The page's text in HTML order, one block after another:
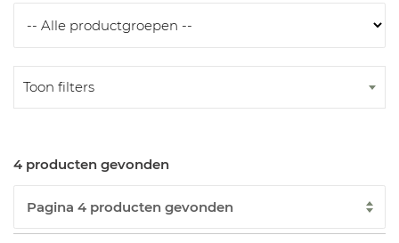
Toon filters
4 producten gevonden